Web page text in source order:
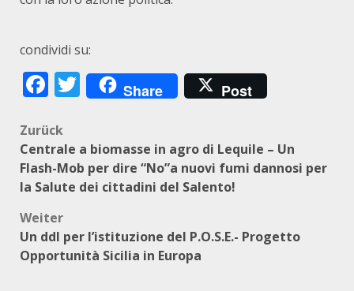
condividi su:
Facebook
Twitter
Share Post
Beitragsnavigation
Zurück
Centrale a biomasse in agro di Lequile – Un
Flash-Mob per dire “No”a nuovi fumi dannosi per
la Salute dei cittadini del Salento!
Weiter
Un ddl per l’istituzione del P.O.S.E.- Progetto
Opportunità Sicilia in Europa